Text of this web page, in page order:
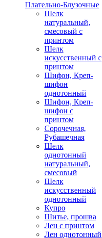
Плательно-Блузочные
Шелк
натуральный,
смесовый с
принтом
Шелк
искусственный с
принтом
Шифон, Креп-
шифон
однотонный
Шифон, Креп-
шифон с
принтом
Сорочечная,
Рубашечная
Шелк
однотонный
натуральный,
смесовый
Шелк
искусственный
однотонный
Купро
Шитье, прошва
Лен с принтом
Лен однотонный